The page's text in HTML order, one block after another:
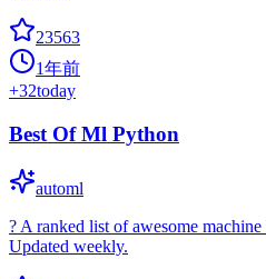
23563
1年前
+32today
Best Of Ml Python
automl
? A ranked list of awesome
Updated weekly.